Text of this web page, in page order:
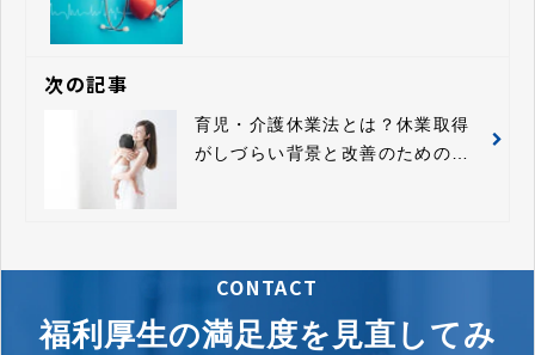
次の記事
育児・介護休業法とは？休業取得
がしづらい背景と改善のための法
CONTACT
福利厚生の満足度を見直してみ